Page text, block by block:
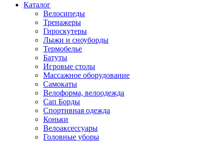
Каталог
Велосипеды
Тренажеры
Гироскутеры
Лыжи и сноуборды
Термобелье
Батуты
Игровые столы
Массажное оборудование
Самокаты
Велоформа, велоодежда
Сап Борды
Спортивная одежда
Коньки
Велоаксессуары
Головные уборы